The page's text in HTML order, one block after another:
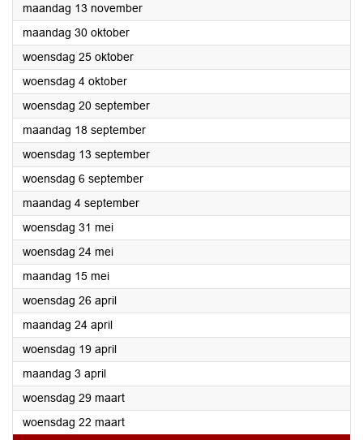
maandag 13 november2023
maandag 30 oktober2023
woensdag 25 oktober2023
woensdag 4 oktober2023
woensdag 20 september2023
maandag 18 september2023
woensdag 13 september2023
woensdag 6 september2023
maandag 4 september2023
woensdag 31 mei2023
woensdag 24 mei2023
maandag 15 mei2023
woensdag 26 april2023
maandag 24 april2023
woensdag 19 april2023
maandag 3 april2023
woensdag 29 maart2023
woensdag 22 maart2023